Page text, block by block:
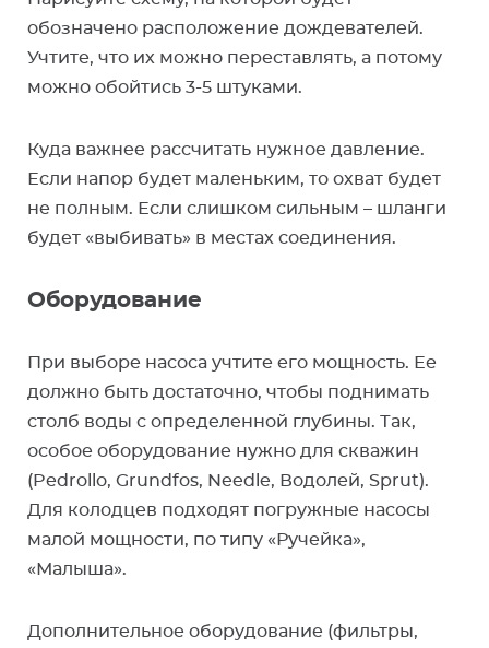
обозначено расположение дождевателей.
Учтите, что их можно переставлять, а потому
можно обойтись 3-5 штуками.
Куда важнее рассчитать нужное давление.
Если напор будет маленьким, то охват будет
не полным. Если слишком сильным – шланги
будет «выбивать» в местах соединения.
Оборудование
При выборе насоса учтите его мощность. Ее
должно быть достаточно, чтобы поднимать
столб воды с определенной глубины. Так,
особое оборудование нужно для скважин
(Pedrollo, Grundfos, Needle, Водолей, Sprut).
Для колодцев подходят погружные насосы
малой мощности, по типу «Ручейка»,
«Малыша».
Дополнительное оборудование (фильтры,